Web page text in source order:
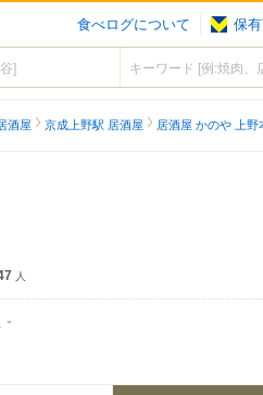
食べログについて 保
酒屋 京成上野駅 居酒屋 居酒屋 かのや 上野
人